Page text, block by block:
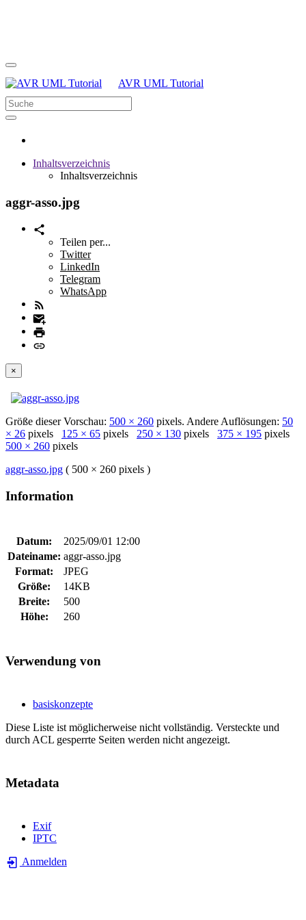
AVR UML Tutorial
Inhaltsverzeichnis
Inhaltsverzeichnis
aggr-asso.jpg
Teilen per...
Twitter
LinkedIn
Telegram
WhatsApp
×
Größe dieser Vorschau: 500 × 260 pixels. Andere Auflösungen: 50
× 26 pixels 125 × 65 pixels 250 × 130 pixels 375 × 195 pixels
500 × 260 pixels
aggr-asso.jpg ( 500 × 260 pixels )
Information
Datum:
2025/09/01 12:00
Dateiname: aggr-asso.jpg
Format:
JPEG
Größe:
14KB
Breite:
500
Höhe:
260
Verwendung von
basiskonzepte
Diese Liste ist möglicherweise nicht vollständig. Versteckte und
durch ACL gesperrte Seiten werden nicht angezeigt.
Metadata
Exif
IPTC
Anmelden